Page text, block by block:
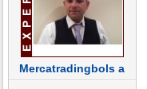
Mercatradingbols a